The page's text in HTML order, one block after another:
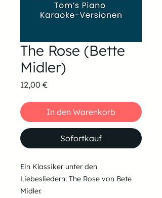
The Rose (Bette
Midler)
12,00 €Preis
In den Warenkorb
Sofortkauf
Ein Klassiker unter den
Liebesliedern: The Rose von Bete
Midler.